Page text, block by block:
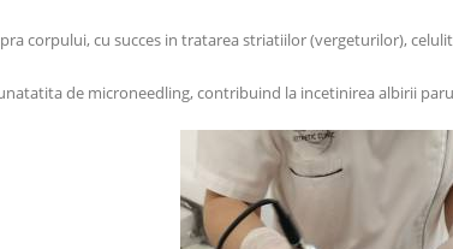
corpului, cu succes in tratarea striatiilor (vergeturilor),
de microneedling, contribuind la incetinirea albirii